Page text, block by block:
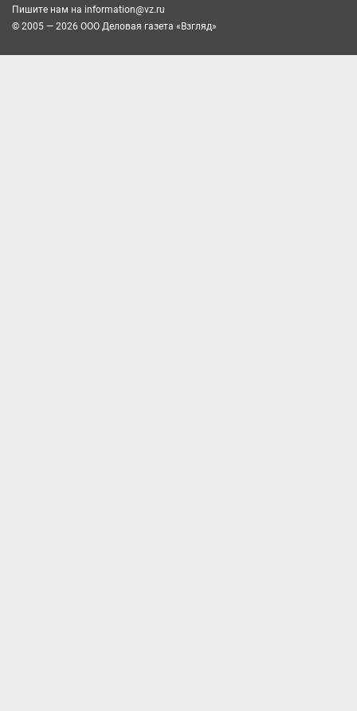
Пишите нам на information@vz.ru
© 2005 — 2026 ООО Деловая газета «Взгляд»